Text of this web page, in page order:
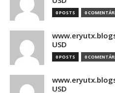
0 POSTS 0
USD
0 POSTS 0
USD